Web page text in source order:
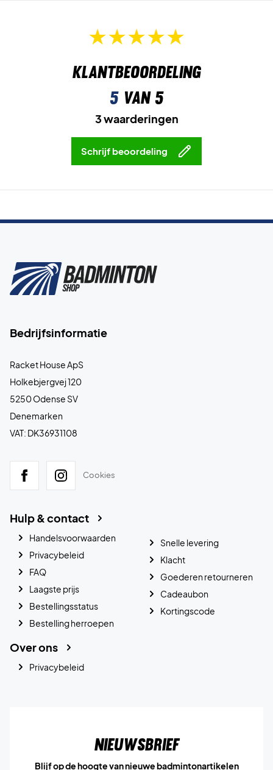
Klantbeoordeling
5van 5
3 waarderingen
Schrijf beoordeling
Bedrijfsinformatie
Racket House ApS
Holkebjergvej 120
5250 Odense SV
Denemarken
VAT: DK36931108
Cookies
Hulp & contact
Handelsvoorwaarden
Privacybeleid
FAQ
Laagste prijs
Bestellingsstatus
Bestelling herroepen
Snelle levering
Klacht
Goederen retourneren
Cadeaubon
Kortingscode
Over ons
Privacybeleid
Nieuwsbrief
Blijf op de hoogte van nieuwe badmintonartikelen